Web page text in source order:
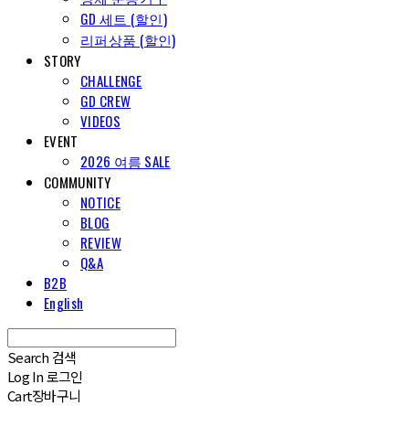
GD 세트 (할인)
리퍼상품 (할인)
STORY
CHALLENGE
GD CREW
VIDEOS
EVENT
2026 여름 SALE
COMMUNITY
NOTICE
BLOG
REVIEW
Q&A
B2B
English
Search 검색
Log In로그인
Cart장바구니